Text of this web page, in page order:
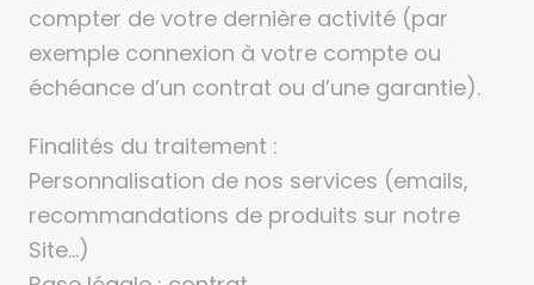
compter de votre dernière activité (par
exemple connexion à votre compte ou
échéance d’un contrat ou d’une garantie).
Finalités du traitement :
Personnalisation de nos services (emails,
recommandations de produits sur notre
Site…)